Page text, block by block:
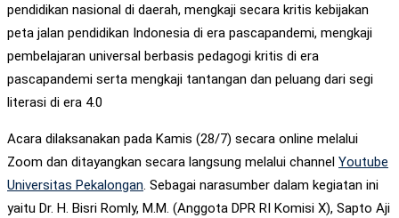
pendidikan nasional di daerah, mengkaji secara kritis kebijakan
peta jalan pendidikan Indonesia di era pascapandemi, mengkaji
pembelajaran universal berbasis pedagogi kritis di era
pascapandemi serta mengkaji tantangan dan peluang dari segi
literasi di era 4.0
Acara dilaksanakan pada Kamis (28/7) secara online melalui
Zoom dan ditayangkan secara langsung melalui channel Youtube
Universitas Pekalongan . Sebagai narasumber dalam kegiatan ini
yaitu Dr. H. Bisri Romly, M.M. (Anggota DPR RI Komisi X), Sapto Aji